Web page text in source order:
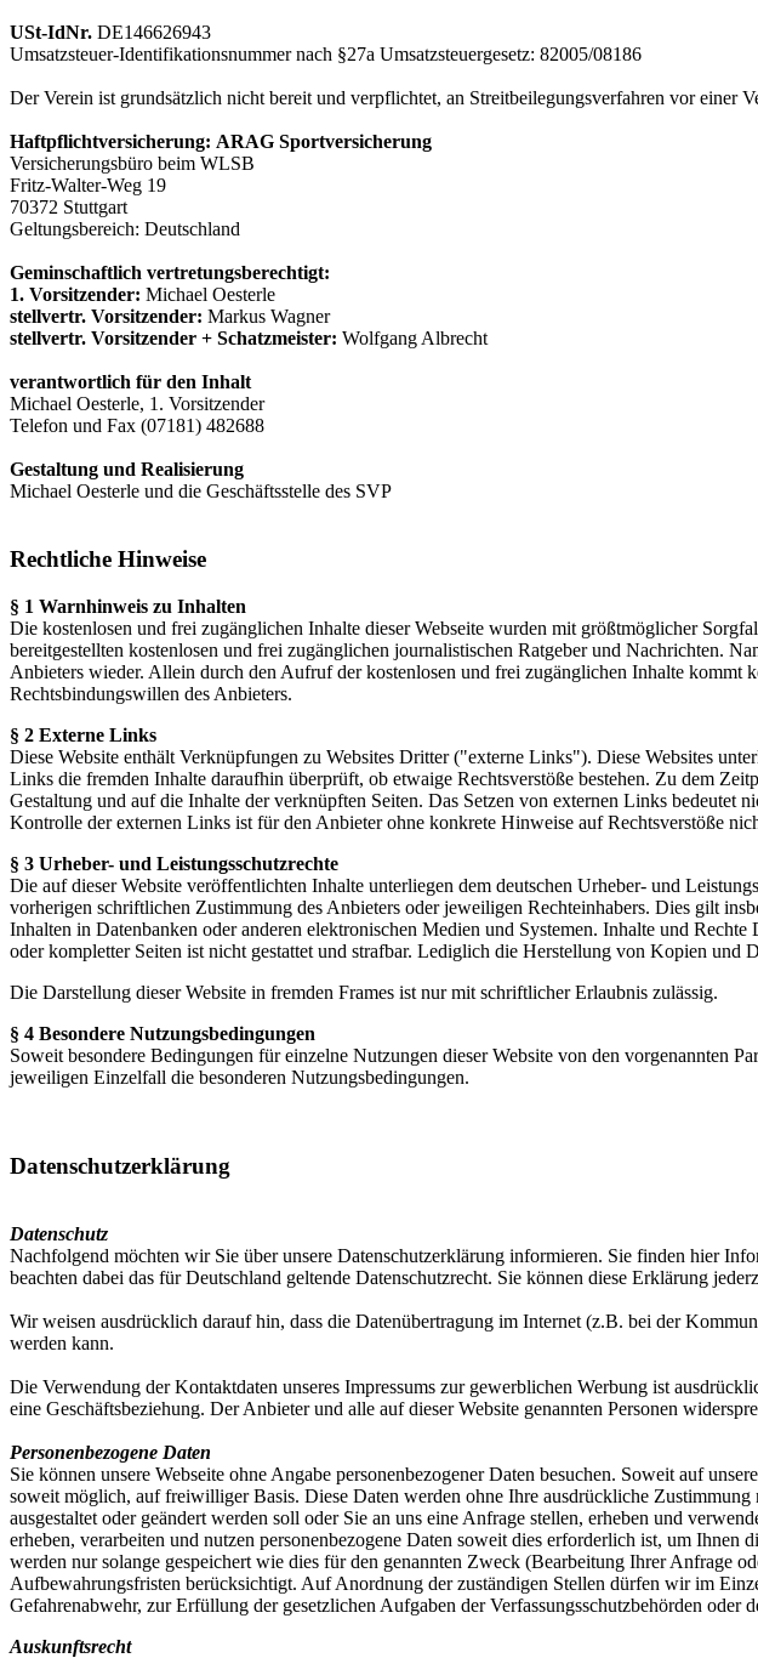
USt-IdNr. DE146626943
Umsatzsteuer-Identifikationsnummer nach §27a Umsatzsteuergesetz: 82005/08186
Der Verein ist grundsätzlich nicht bereit und verpflichtet, an Streitbeilegungsverfahren vor einer
Haftpflichtversicherung: ARAG Sportversicherung
Versicherungsbüro beim WLSB
Fritz-Walter-Weg 19
70372 Stuttgart
Geltungsbereich: Deutschland
Geminschaftlich vertretungsberechtigt:
1. Vorsitzender: Michael Oesterle
stellvertr. Vorsitzender: Markus Wagner
stellvertr. Vorsitzender + Schatzmeister: Wolfgang Albrecht
verantwortlich für den Inhalt
Michael Oesterle, 1. Vorsitzender
Telefon und Fax (07181) 482688
Gestaltung und Realisierung
Michael Oesterle und die Geschäftsstelle des SVP
Rechtliche Hinweise
§ 1 Warnhinweis zu Inhalten
Die kostenlosen und frei zugänglichen Inhalte dieser Webseite wurden mit größtmöglicher
bereitgestellten kostenlosen und frei zugänglichen journalistischen Ratgeber und Nachrichten.
Anbieters wieder. Allein durch den Aufruf der kostenlosen und frei zugänglichen Inhalte kommt
Rechtsbindungswillen des Anbieters.
§ 2 Externe Links
Diese Website enthält Verknüpfungen zu Websites Dritter ("externe Links"). Diese Websites
Links die fremden Inhalte daraufhin überprüft, ob etwaige Rechtsverstöße bestehen. Zu dem
Gestaltung und auf die Inhalte der verknüpften Seiten. Das Setzen von externen Links
Kontrolle der externen Links ist für den Anbieter ohne konkrete Hinweise auf Rechtsverstöße
§ 3 Urheber- und Leistungsschutzrechte
Die auf dieser Website veröffentlichten Inhalte unterliegen dem deutschen Urheber- und
vorherigen schriftlichen Zustimmung des Anbieters oder jeweiligen Rechteinhabers. Dies gilt
Inhalten in Datenbanken oder anderen elektronischen Medien und Systemen. Inhalte und
oder kompletter Seiten ist nicht gestattet und strafbar. Lediglich die Herstellung von Kopien
Die Darstellung dieser Website in fremden Frames ist nur mit schriftlicher Erlaubnis zulässig.
§ 4 Besondere Nutzungsbedingungen
Soweit besondere Bedingungen für einzelne Nutzungen dieser Website von den vorgenannten
jeweiligen Einzelfall die besonderen Nutzungsbedingungen.
Datenschutzerklärung
Datenschutz
Nachfolgend möchten wir Sie über unsere Datenschutzerklärung informieren. Sie finden hier
beachten dabei das für Deutschland geltende Datenschutzrecht. Sie können diese Erklärung
Wir weisen ausdrücklich darauf hin, dass die Datenübertragung im Internet (z.B. bei der
werden kann.
Die Verwendung der Kontaktdaten unseres Impressums zur gewerblichen Werbung ist
eine Geschäftsbeziehung. Der Anbieter und alle auf dieser Website genannten Personen
Personenbezogene Daten
Sie können unsere Webseite ohne Angabe personenbezogener Daten besuchen. Soweit auf
soweit möglich, auf freiwilliger Basis. Diese Daten werden ohne Ihre ausdrückliche
ausgestaltet oder geändert werden soll oder Sie an uns eine Anfrage stellen, erheben und
erheben, verarbeiten und nutzen personenbezogene Daten soweit dies erforderlich ist, um
werden nur solange gespeichert wie dies für den genannten Zweck (Bearbeitung Ihrer Anfrage
Aufbewahrungsfristen berücksichtigt. Auf Anordnung der zuständigen Stellen dürfen wir im
Gefahrenabwehr, zur Erfüllung der gesetzlichen Aufgaben der Verfassungsschutzbehörden
Auskunftsrecht